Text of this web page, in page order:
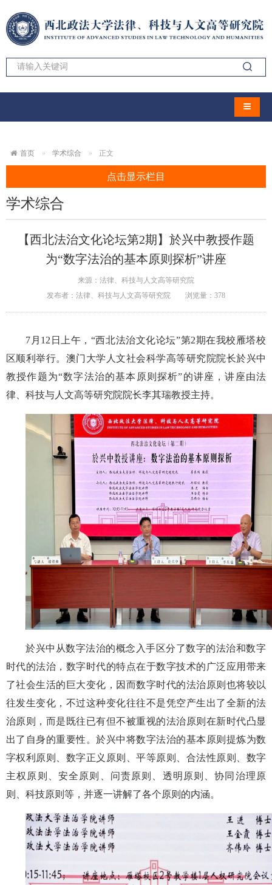
导航切
首页 学术综合 正文
点击显示栏目
学术综合
【西北法治文化论坛第2期】於兴中教授作题
为“数字法治的基本原则探析”讲座
来源：法律、科技与人文高等研究院
发布者：法律、科技与人文高等研究院
浏览量： 378
7月12日上午，“西北法治文化论坛”第2期在我校雁塔校
区顺利举行。澳门大学人文社会科学高等研究院院长於兴中
教授作题为“数字法治的基本原则探析”的讲座，讲座由法
律、科技与人文高等研究院院长李其瑞教授主持。
於兴中从数字法治的概念入手区分了数字的法治和数字
时代的法治，数字时代的特点在于数字技术的广泛应用带来
了社会生活的巨大变化，因而数字时代的法治原则也将较以
往发生变化，不过这种变化往往不是凭空产生出了全新的法
治原则，而是既往已有但不被重视的法治原则在新时代凸显
出了自身的重要性。於兴中将数字法治的基本原则提炼为数
字权利原则、数字正义原则、平等原则、合法性原则、数字
主权原则、安全原则、问责原则、透明原则、协同治理原
则、科技原则等，并逐一讲解了各个原则的内涵。